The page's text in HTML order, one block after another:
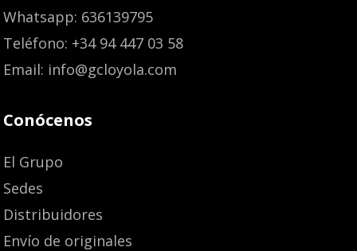
Whatsapp: 636139795
Teléfono: +34 94 447 03 58
Email: info@gcloyola.com
Conócenos
El Grupo
Sedes
Distribuidores
Envío de originales